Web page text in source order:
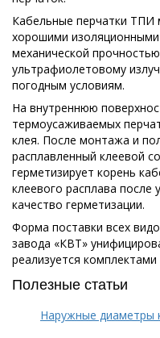
Кабельные перчатки ТПИ
хорошими
механической
ультрафиолетовому
погодным условиям.
На внутреннюю
термоусаживаемых
клея. После монтажа и
расплавленный клеевой
герметизирует корень
клеевого расплава после
качество герметизации.
Форма поставки всех
завода «КВТ»
реализуется
Полезные статьи
Наружные диаметры